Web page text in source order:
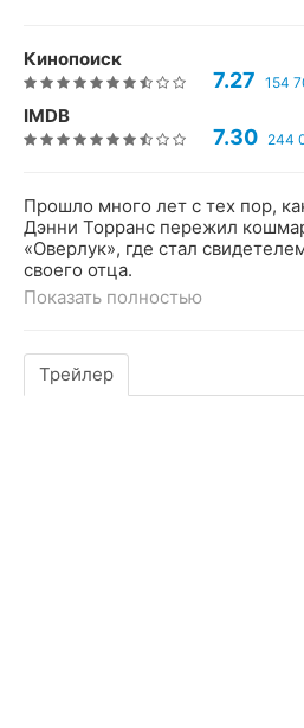
Кинопоиск
7.27 154
IMDB
7.30 244
Прошло много лет с тех пор,
Дэнни Торранс пережил
«Оверлук», где стал
своего отца.
Показать полностью
Трейлер